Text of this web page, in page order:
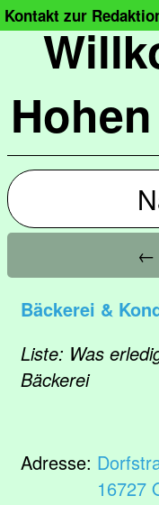
Kontakt zur
←
Bäckerei &
Liste: Was
Bäckerei
Adresse:
16727